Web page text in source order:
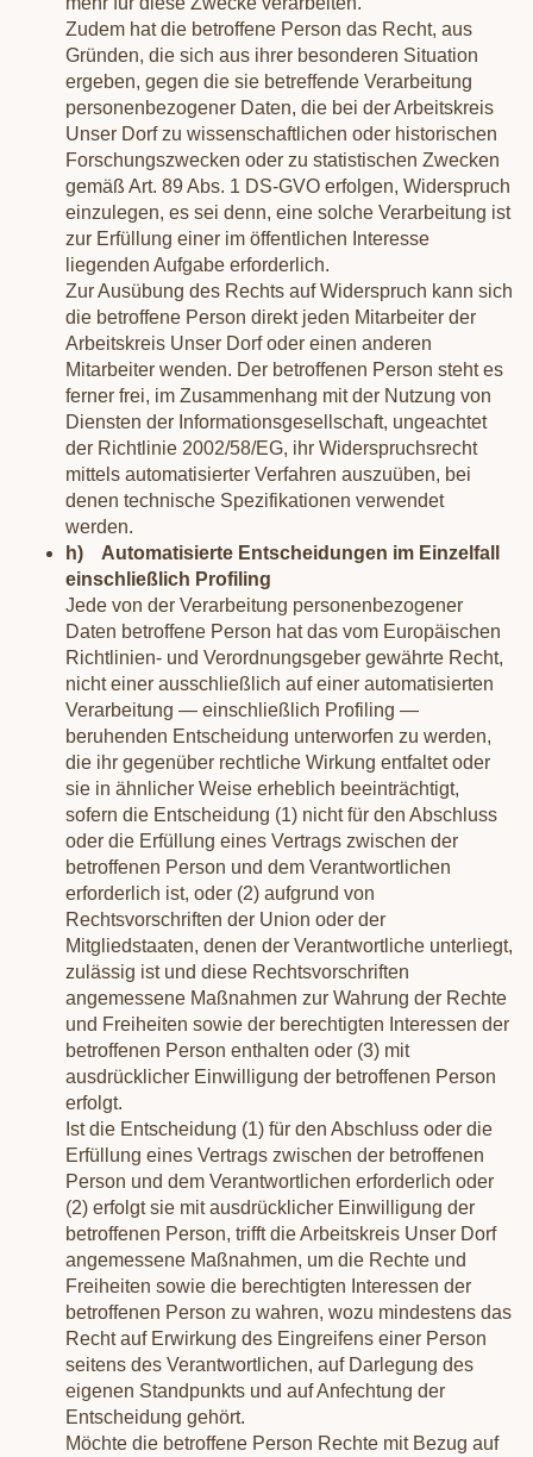
Zudem hat die betroffene Person das Recht, aus
Gründen, die sich aus ihrer besonderen Situation
ergeben, gegen die sie betreffende Verarbeitung
personenbezogener Daten, die bei der Arbeitskreis
Unser Dorf zu wissenschaftlichen oder historischen
Forschungszwecken oder zu statistischen Zwecken
gemäß Art. 89 Abs. 1 DS-GVO erfolgen, Widerspruch
einzulegen, es sei denn, eine solche Verarbeitung ist
zur Erfüllung einer im öffentlichen Interesse
liegenden Aufgabe erforderlich.
Zur Ausübung des Rechts auf Widerspruch kann sich
die betroffene Person direkt jeden Mitarbeiter der
Arbeitskreis Unser Dorf oder einen anderen
Mitarbeiter wenden. Der betroffenen Person steht es
ferner frei, im Zusammenhang mit der Nutzung von
Diensten der Informationsgesellschaft, ungeachtet
der Richtlinie 2002/58/EG, ihr Widerspruchsrecht
mittels automatisierter Verfahren auszuüben, bei
denen technische Spezifikationen verwendet
werden.
h) Automatisierte Entscheidungen im Einzelfall
einschließlich Profiling
Jede von der Verarbeitung personenbezogener
Daten betroffene Person hat das vom Europäischen
Richtlinien- und Verordnungsgeber gewährte Recht,
nicht einer ausschließlich auf einer automatisierten
Verarbeitung — einschließlich Profiling —
beruhenden Entscheidung unterworfen zu werden,
die ihr gegenüber rechtliche Wirkung entfaltet oder
sie in ähnlicher Weise erheblich beeinträchtigt,
sofern die Entscheidung (1) nicht für den Abschluss
oder die Erfüllung eines Vertrags zwischen der
betroffenen Person und dem Verantwortlichen
erforderlich ist, oder (2) aufgrund von
Rechtsvorschriften der Union oder der
Mitgliedstaaten, denen der Verantwortliche unterliegt,
zulässig ist und diese Rechtsvorschriften
angemessene Maßnahmen zur Wahrung der Rechte
und Freiheiten sowie der berechtigten Interessen der
betroffenen Person enthalten oder (3) mit
ausdrücklicher Einwilligung der betroffenen Person
erfolgt.
Ist die Entscheidung (1) für den Abschluss oder die
Erfüllung eines Vertrags zwischen der betroffenen
Person und dem Verantwortlichen erforderlich oder
(2) erfolgt sie mit ausdrücklicher Einwilligung der
betroffenen Person, trifft die Arbeitskreis Unser Dorf
angemessene Maßnahmen, um die Rechte und
Freiheiten sowie die berechtigten Interessen der
betroffenen Person zu wahren, wozu mindestens das
Recht auf Erwirkung des Eingreifens einer Person
seitens des Verantwortlichen, auf Darlegung des
eigenen Standpunkts und auf Anfechtung der
Entscheidung gehört.
Möchte die betroffene Person Rechte mit Bezug auf